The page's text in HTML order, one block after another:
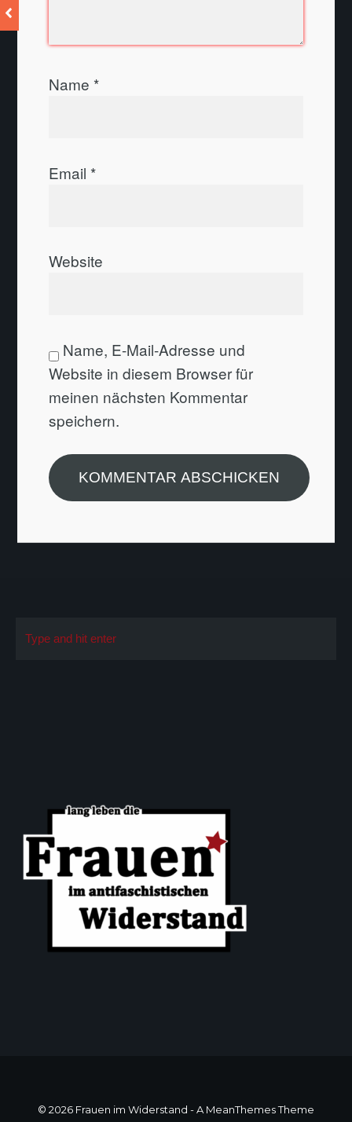
Name *
Email *
Website
Name, E-Mail-Adresse und
Website in diesem Browser für
meinen nächsten Kommentar
speichern.
© 2026 Frauen im Widerstand -A MeanThemes Theme